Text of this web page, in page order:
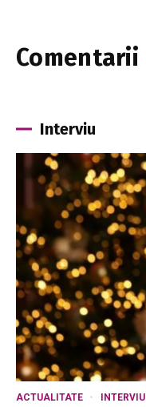
Comentarii
Interviu
ACTUALITATE INTERVIU